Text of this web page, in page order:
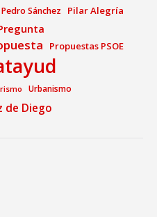
Pedro Sánchez Pilar Alegría
Propuestas PSOE
Urbanismo
de Diego